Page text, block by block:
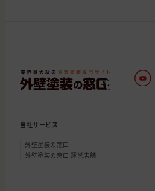
当社サービス
外壁塗装の窓口
外壁塗装の窓口 運営店舗